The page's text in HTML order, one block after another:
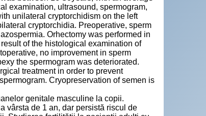
examination, ultrasound, spermogram,
unilateral cryptorchidism on the left
cryptorchidia. Preoperative, sperm
Orhectomy was performed in
of the histological examination of
no improvement in sperm
the spermogram was deteriorated.
treatment in order to prevent
Cryopreservation of semen is
genitale masculine la copii.
vârsta de 1 an, dar persistă riscul de